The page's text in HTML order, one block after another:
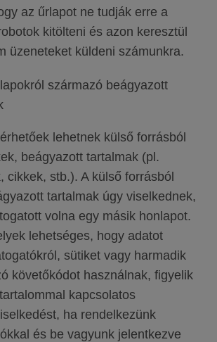
az űrlapot ne tudják erre a
kitölteni és azon keresztül
üzeneteket küldeni számunkra.
származó beágyazott
lehetnek külső forrásból
beágyazott tartalmak (pl.
cikkek, stb.). A külső forrásból
tartalmak úgy viselkednek,
volna egy másik honlapot.
lehetséges, hogy adatot
sütiket vagy harmadik
követőkódot használnak, figyelik
kapcsolatos
ha rendelkezünk
és be vagyunk jelentkezve